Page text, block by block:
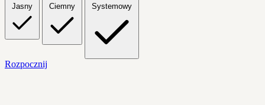
Jasny Ciemny Systemowy
Rozpocznij